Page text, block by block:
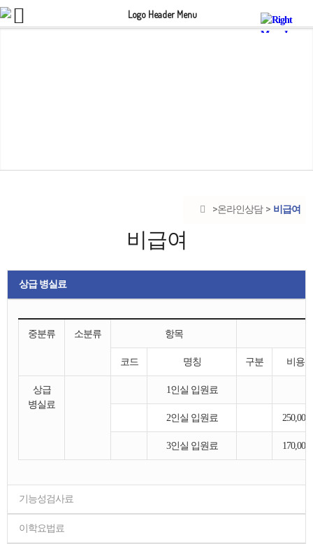
온라인상담 비급여
비급여
상급 병실료
중분류 소분류 항목
코드 명칭 구분 비용
상급
병실료
1인실 입원료
2인실 입원료 250,000
3인실 입원료 170,000
기능성검사료
이학요법료